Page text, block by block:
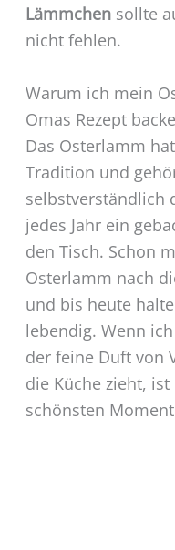
Lämmchen sollte
nicht fehlen.
Warum ich mein
Omas Rezept backe
Das Osterlamm
Tradition und
selbstverständlich
jedes Jahr ein
den Tisch. Schon
Osterlamm nach
und bis heute
lebendig. Wenn
der feine Duft von
die Küche zieht,
schönsten